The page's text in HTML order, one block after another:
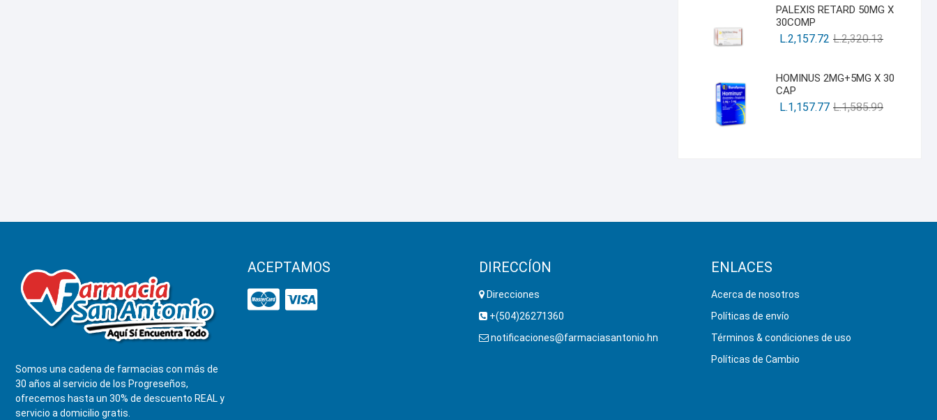
PALEXIS RETARD 50MG X
30COMP
L.2,320.13
L.2,157.72
HOMINUS 2MG+5MG X 30
CAP
L.1,585.99
L.1,157.77
Somos una cadena de farmacias con más de
30 años al servicio de los Progreseños,
ofrecemos hasta un 30% de descuento REAL y
servicio a domicilio gratis.
ACEPTAMOS DIRECCÍON
Direcciones
+(504)26271360
notificaciones@farmaciasantonio.hn
ENLACES
Acerca de nosotros
Políticas de envío
Términos & condiciones de uso
Políticas de Cambio